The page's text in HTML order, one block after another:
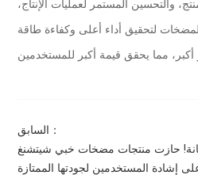
والتحسين المستمر لعمليات الإنتاج،
لتحقيق أداء أعلى وكفاءة طاقة
السابق：
حازت منتجات مضخات خبي شيتشنغ